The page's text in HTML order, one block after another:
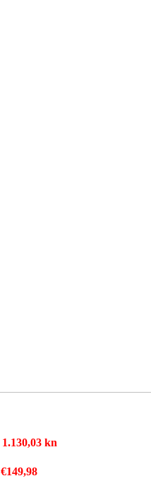
1.130,03 kn
€149,98